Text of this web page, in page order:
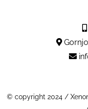
© copyright 2024 /